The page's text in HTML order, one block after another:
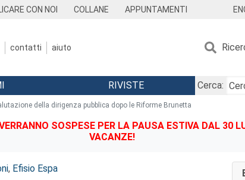
CON NOI COLLANE APPUNTAMENTI
contatti aiuto
RIVISTE
Cerca:
della dirigenza pubblica dopo le Riforme Brunetta
SOSPESE PER LA PAUSA ESTIVA DAL 30
VACANZE!
, Efisio Espa